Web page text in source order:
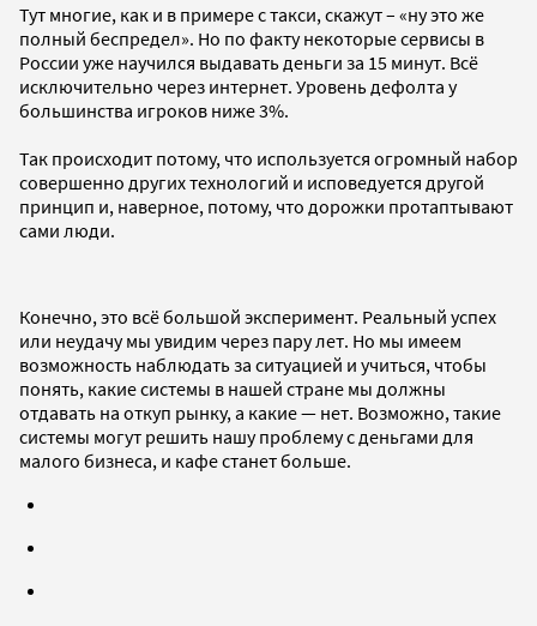
Тут многие, как и в примере с такси, скажут – «ну это же
полный беспредел». Но по факту некоторые сервисы в
России уже научился выдавать деньги за 15 минут. Всё
исключительно через интернет. Уровень дефолта у
большинства игроков ниже 3%.
Так происходит потому, что используется огромный набор
совершенно других технологий и исповедуется другой
принцип и, наверное, потому, что дорожки протаптывают
сами люди.
Конечно, это всё большой эксперимент. Реальный успех
или неудачу мы увидим через пару лет. Но мы имеем
возможность наблюдать за ситуацией и учиться, чтобы
понять, какие системы в нашей стране мы должны
отдавать на откуп рынку, а какие — нет. Возможно, такие
системы могут решить нашу проблему с деньгами для
малого бизнеса, и кафе станет больше.